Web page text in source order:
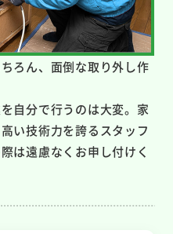
ろん、面倒な取り外し作
自分で行うのは大変。家
い技術力を誇るスタッフ
は遠慮なくお申し付けく